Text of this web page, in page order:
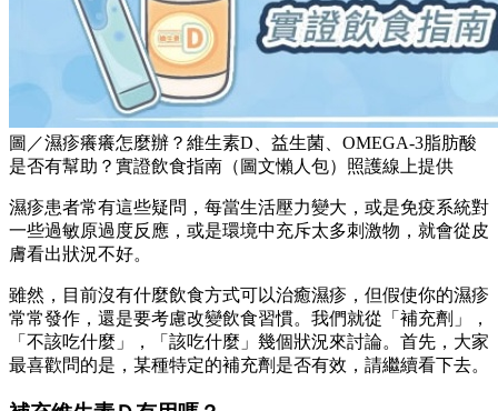
圖／濕疹癢癢怎麼辦？維生素D、益生菌、OMEGA-3脂肪酸
是否有幫助？實證飲食指南（圖文懶人包）照護線上提供
濕疹患者常有這些疑問，每當生活壓力變大，或是免疫系統對
一些過敏原過度反應，或是環境中充斥太多刺激物，就會從皮
膚看出狀況不好。
雖然，目前沒有什麼飲食方式可以治癒濕疹，但假使你的濕疹
常常發作，還是要考慮改變飲食習慣。我們就從「補充劑」，
「不該吃什麼」，「該吃什麼」幾個狀況來討論。首先，大家
最喜歡問的是，某種特定的補充劑是否有效，請繼續看下去。